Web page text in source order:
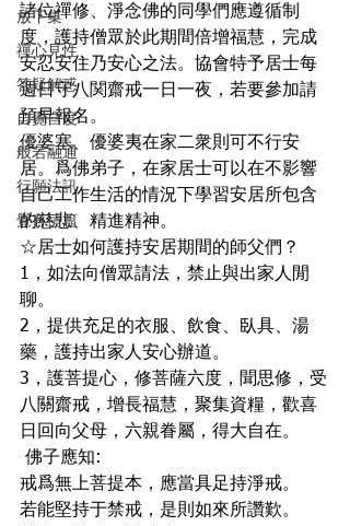
放下集
禪心見性
答疑解惑
自覺自度
般若融通
行願法訊
覺有情篇
諸位禪修、淨念佛的同學們應遵循制
度，護持僧眾於此期間倍增福慧，完成
安忍安住乃安心之法。協會特予居士每
週日守八関齋戒一日一夜，若要參加請
預早報名。
優婆塞、優婆夷在家二衆則可不行安
居。爲佛弟子，在家居士可以在不影響
自己工作生活的情況下學習安居所包含
的慈悲、精進精神。
☆居士如何護持安居期間的師父們？
1，如法向僧眾請法，禁止與出家人閒
聊。
2，提供充足的衣服、飲食、臥具、湯
藥，護持出家人安心辦道。
3，護菩提心，修菩薩六度，聞思修，受
八關齋戒，增長福慧，聚集資糧，歡喜
日回向父母，六親眷屬，得大自在。
佛子應知:
戒爲無上菩提本，應當具足持淨戒。
若能堅持于禁戒，是則如來所讚歎。